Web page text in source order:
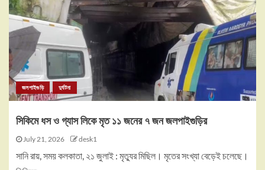
জলপাইগুড়ি দুর্ঘটনা
সিকিমে ধস ও গ্যাস লিকে মৃত ১১ জনের ৭ জন জলপাইগুড়ির
July 21, 2026 desk1
সানি রায়, সময় কলকাতা, ২১ জুলাই : মৃত্যুর মিছিল। মৃতের সংখ্যা বেড়েই চলেছে।